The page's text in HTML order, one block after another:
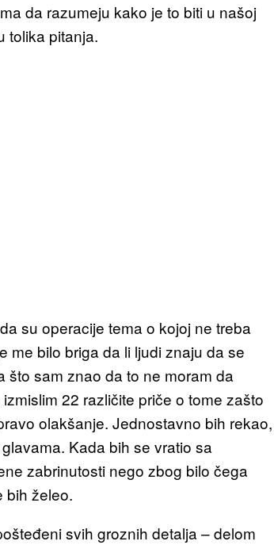
da razumeju kako je to biti u našoj
tolika pitanja.
su operacije tema o kojoj ne treba
me bilo briga da li ljudi znaju da se
što sam znao da to ne moram da
22 različite priče o tome zašto
olakšanje. Jednostavno bih rekao,
glavama. Kada bih se vratio sa
zabrinutosti nego zbog bilo čega
bih želeo.
svih groznih detalja – delom